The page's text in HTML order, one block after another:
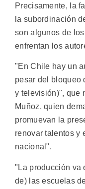
Precisamente, la
la subordinación
son algunos de
enfrentan los
"En Chile hay un
pesar del bloqueo
y televisión)", que
Muñoz, quien
promuevan la
renovar talentos y
nacional".
"La producción va
de) las escuelas